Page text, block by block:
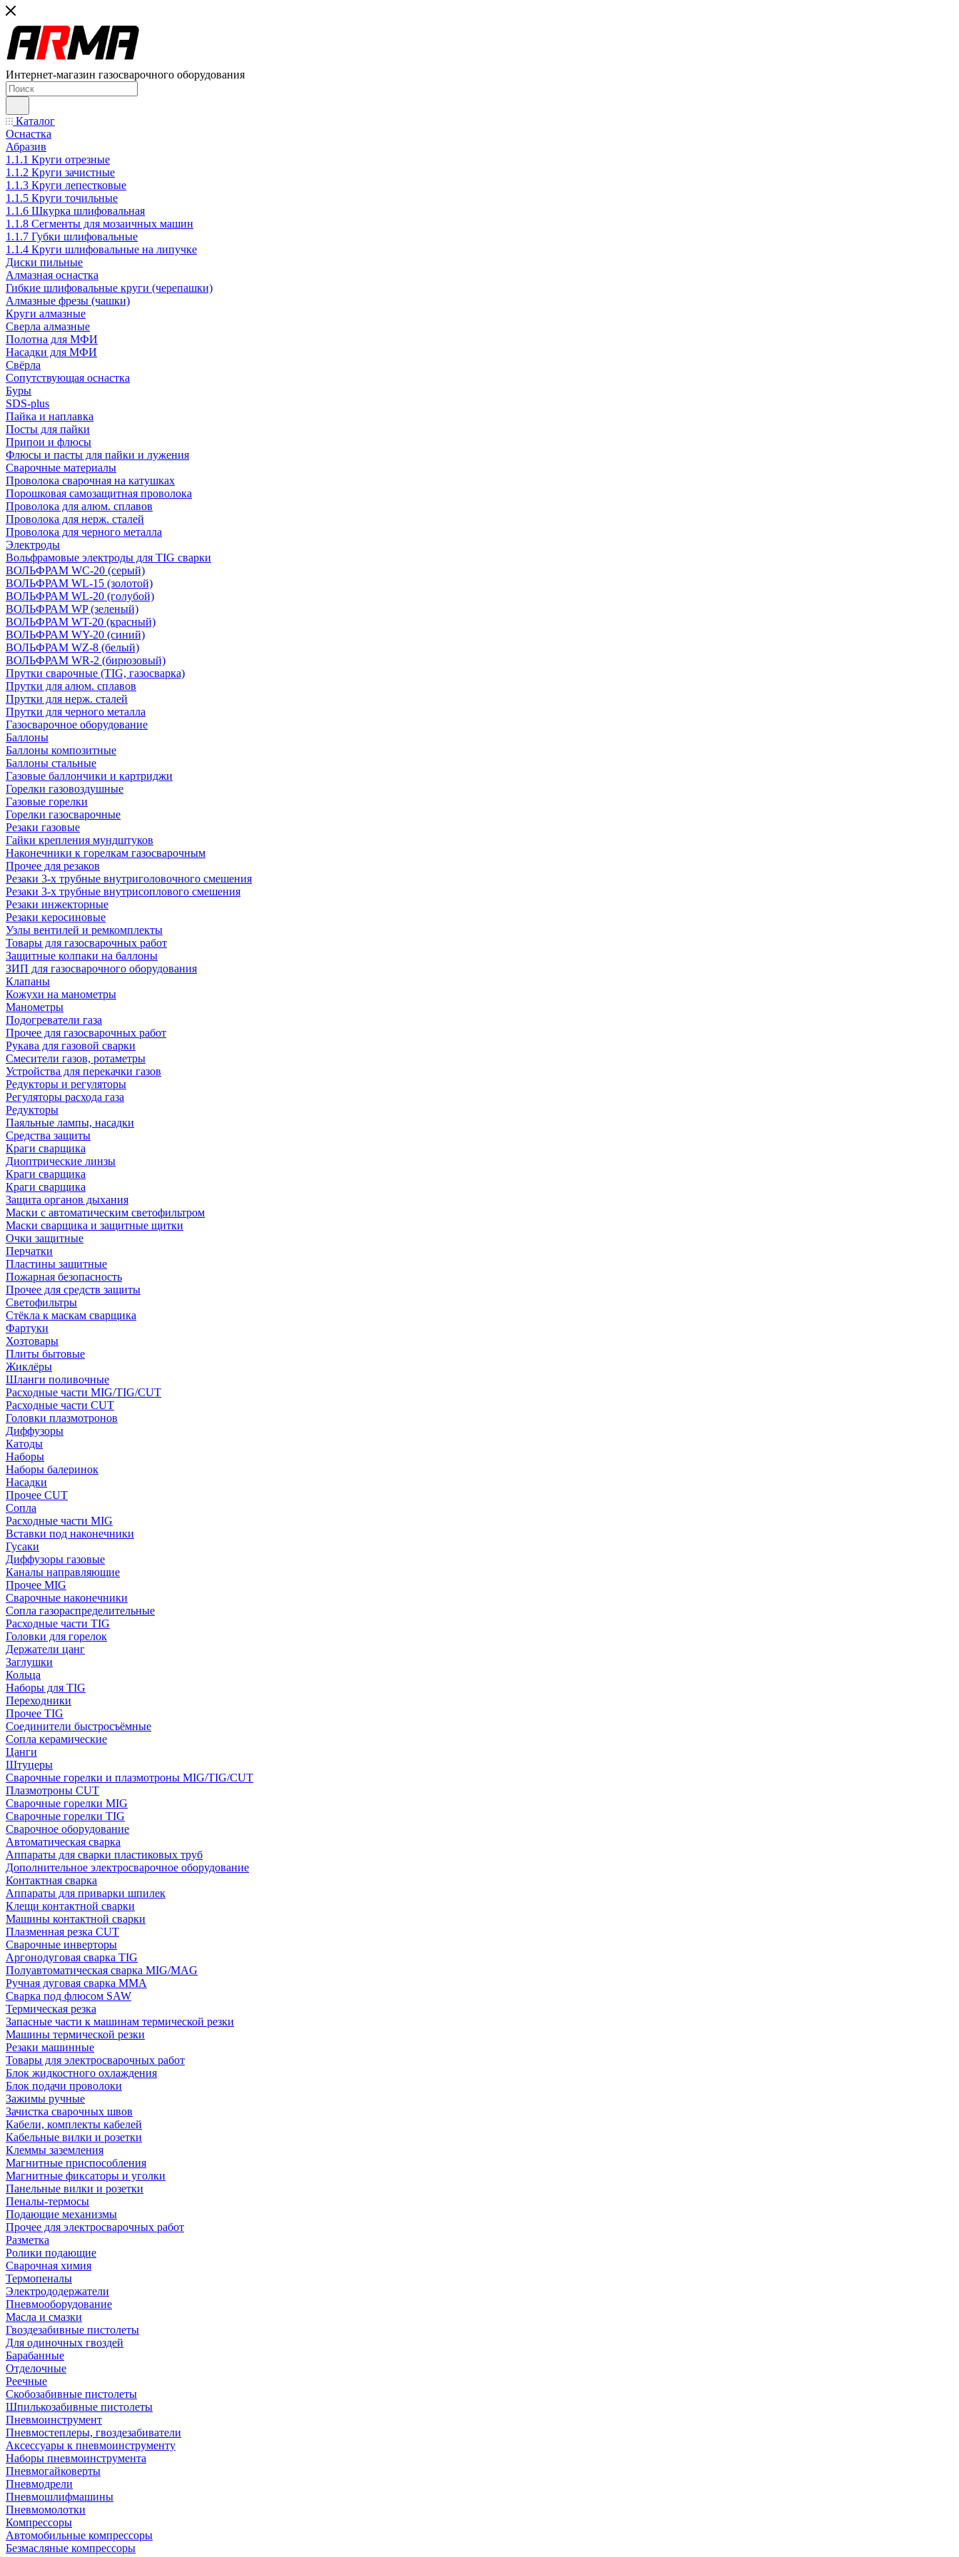
Интернет-магазин газосварочного оборудования
Каталог
Оснастка
Абразив
1.1.1 Круги отрезные
1.1.2 Круги зачистные
1.1.3 Круги лепестковые
1.1.5 Круги точильные
1.1.6 Шкурка шлифовальная
1.1.8 Сегменты для мозаичных машин
1.1.7 Губки шлифовальные
1.1.4 Круги шлифовальные на липучке
Диски пильные
Алмазная оснастка
Гибкие шлифовальные круги (черепашки)
Алмазные фрезы (чашки)
Круги алмазные
Сверла алмазные
Полотна для МФИ
Насадки для МФИ
Свёрла
Сопутствующая оснастка
Буры
SDS-plus
Пайка и наплавка
Посты для пайки
Припои и флюсы
Флюсы и пасты для пайки и лужения
Сварочные материалы
Проволока сварочная на катушках
Порошковая самозащитная проволока
Проволока для алюм. сплавов
Проволока для нерж. сталей
Проволока для черного металла
Электроды
Вольфрамовые электроды для TIG сварки
ВОЛЬФРАМ WC-20 (серый)
ВОЛЬФРАМ WL-15 (золотой)
ВОЛЬФРАМ WL-20 (голубой)
ВОЛЬФРАМ WP (зеленый)
ВОЛЬФРАМ WT-20 (красный)
ВОЛЬФРАМ WY-20 (синий)
ВОЛЬФРАМ WZ-8 (белый)
ВОЛЬФРАМ WR-2 (бирюзовый)
Прутки сварочные (TIG, газосварка)
Прутки для алюм. сплавов
Прутки для нерж. сталей
Прутки для черного металла
Газосварочное оборудование
Баллоны
Баллоны композитные
Баллоны стальные
Газовые баллончики и картриджи
Горелки газовоздушные
Газовые горелки
Горелки газосварочные
Резаки газовые
Гайки крепления мундштуков
Наконечники к горелкам газосварочным
Прочее для резаков
Резаки 3-х трубные внутриголовочного смешения
Резаки 3-х трубные внутрисоплового смешения
Резаки инжекторные
Резаки керосиновые
Узлы вентилей и ремкомплекты
Товары для газосварочных работ
Защитные колпаки на баллоны
ЗИП для газосварочного оборудования
Клапаны
Кожухи на манометры
Манометры
Подогреватели газа
Прочее для газосварочных работ
Рукава для газовой сварки
Смесители газов, ротаметры
Устройства для перекачки газов
Редукторы и регуляторы
Регуляторы расхода газа
Редукторы
Паяльные лампы, насадки
Средства защиты
Краги сварщика
Диоптрические линзы
Краги сварщика
Краги сварщика
Защита органов дыхания
Маски с автоматическим светофильтром
Маски сварщика и защитные щитки
Очки защитные
Перчатки
Пластины защитные
Пожарная безопасность
Прочее для средств защиты
Светофильтры
Стёкла к маскам сварщика
Фартуки
Хозтовары
Плиты бытовые
Жиклёры
Шланги поливочные
Расходные части MIG/TIG/CUT
Расходные части CUT
Головки плазмотронов
Диффузоры
Катоды
Наборы
Наборы балеринок
Насадки
Прочее CUT
Сопла
Расходные части MIG
Вставки под наконечники
Гусаки
Диффузоры газовые
Каналы направляющие
Прочее MIG
Сварочные наконечники
Сопла газораспределительные
Расходные части TIG
Головки для горелок
Держатели цанг
Заглушки
Кольца
Наборы для TIG
Переходники
Прочее TIG
Соединители быстросъёмные
Сопла керамические
Цанги
Штуцеры
Сварочные горелки и плазмотроны MIG/TIG/CUT
Плазмотроны CUT
Сварочные горелки MIG
Сварочные горелки TIG
Сварочное оборудование
Автоматическая сварка
Аппараты для сварки пластиковых труб
Дополнительное электросварочное оборудование
Контактная сварка
Аппараты для приварки шпилек
Клещи контактной сварки
Машины контактной сварки
Плазменная резка CUT
Сварочные инверторы
Аргонодуговая сварка TIG
Полуавтоматическая сварка MIG/MAG
Ручная дуговая сварка MMA
Сварка под флюсом SAW
Термическая резка
Запасные части к машинам термической резки
Машины термической резки
Резаки машинные
Товары для электросварочных работ
Блок жидкостного охлаждения
Блок подачи проволоки
Зажимы ручные
Зачистка сварочных швов
Кабели, комплекты кабелей
Кабельные вилки и розетки
Клеммы заземления
Магнитные приспособления
Магнитные фиксаторы и уголки
Панельные вилки и розетки
Пеналы-термосы
Подающие механизмы
Прочее для электросварочных работ
Разметка
Ролики подающие
Сварочная химия
Термопеналы
Электрододержатели
Пневмооборудование
Масла и смазки
Гвоздезабивные пистолеты
Для одиночных гвоздей
Барабанные
Отделочные
Реечные
Скобозабивные пистолеты
Шпилькозабивные пистолеты
Пневмоинструмент
Пневмостеплеры, гвоздезабиватели
Аксессуары к пневмоинструменту
Наборы пневмоинструмента
Пневмогайковерты
Пневмодрели
Пневмошлифмашины
Пневмомолотки
Компрессоры
Автомобильные компрессоры
Безмасляные компрессоры